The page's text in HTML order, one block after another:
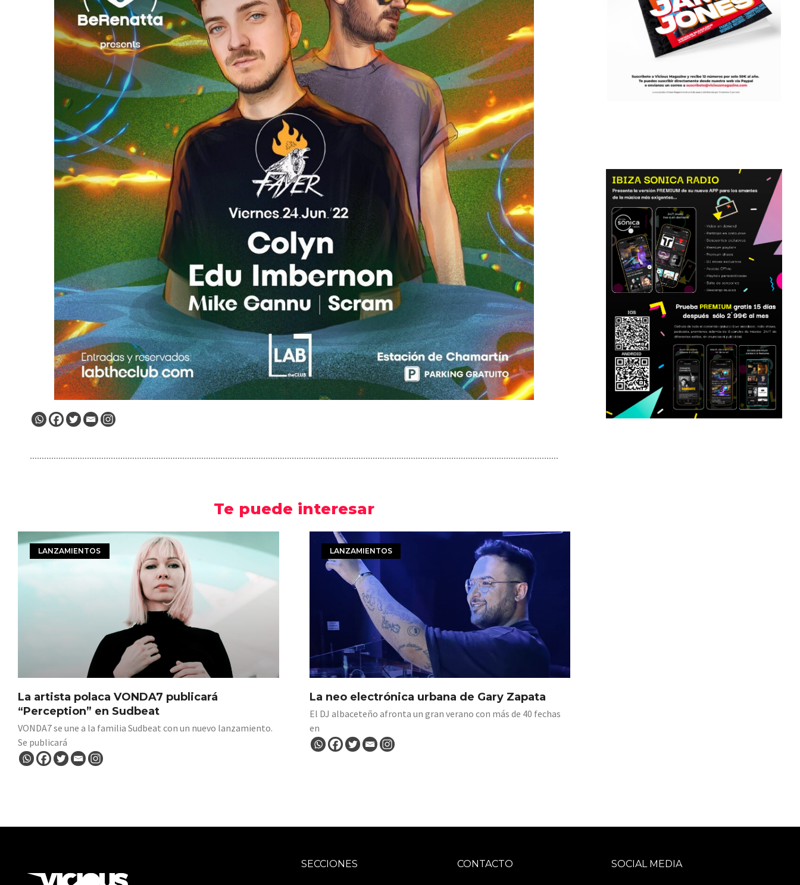
Te puede interesar
LANZAMIENTOS
La artista polaca VONDA7 publicará
“Perception” en Sudbeat
VONDA7 se une a la familia Sudbeat con un nuevo lanzamiento.
Se publicará
LANZAMIENTOS
La neo electrónica urbana de Gary Zapata
El DJ albaceteño afronta un gran verano con más de 40 fechas
en
SECCIONES CONTACTO SOCIAL MEDIA